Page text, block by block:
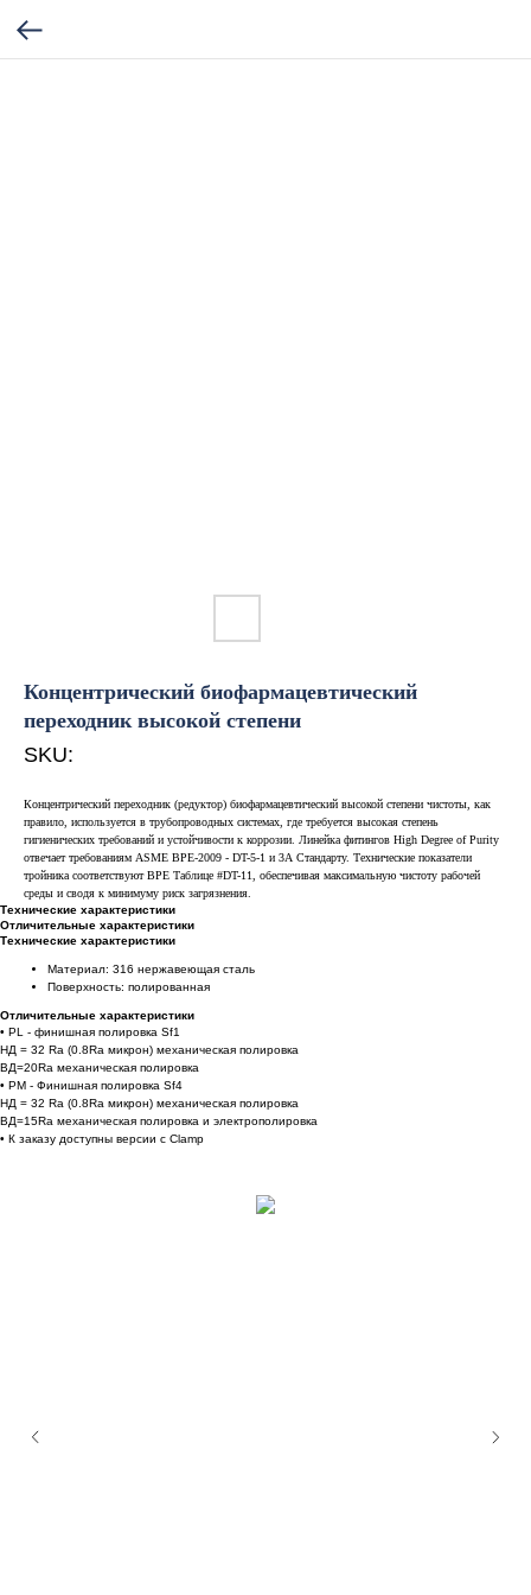
Концентрический биофармацевтический
переходник высокой степени
SKU:
Концентрический переходник (редуктор) биофармацевтический высокой степени чистоты, как
правило, используется в трубопроводных системах, где требуется высокая степень
гигиенических требований и устойчивости к коррозии. Линейка фитингов High Degree of Purity
отвечает требованиям ASME BPE-2009 - DT-5-1 и 3А Стандарту. Технические показатели
тройника соответствуют BPE Таблице #DT-11, обеспечивая максимальную чистоту рабочей
среды и сводя к минимуму риск загрязнения.
Технические характеристики
Отличительные характеристики
Технические характеристики
Материал: 316 нержавеющая сталь
Поверхность: полированная
Отличительные характеристики
• PL - финишная полировка Sf1
НД = 32 Ra (0.8Ra микрон) механическая полировка
ВД=20Ra механическая полировка
• PM - Финишная полировка Sf4
НД = 32 Ra (0.8Ra микрон) механическая полировка
ВД=15Ra механическая полировка и электрополировка
• К заказу доступны версии с Clamp